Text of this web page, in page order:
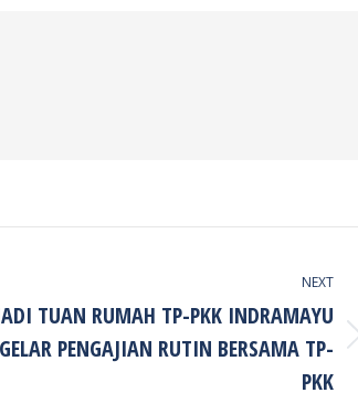
NEXT
TUAN RUMAH TP-PKK INDRAMAYU
GELAR PENGAJIAN RUTIN BERSAMA TP-
PKK